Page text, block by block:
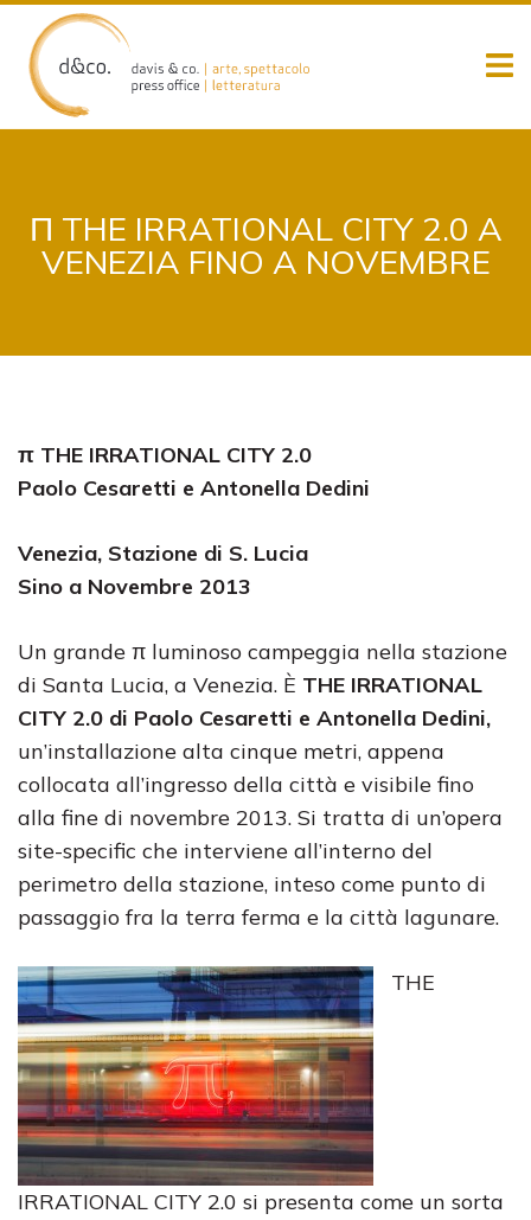
content
Π THE IRRATIONAL CITY 2.0 A
VENEZIA FINO A NOVEMBRE
π THE IRRATIONAL CITY 2.0
Paolo Cesaretti e Antonella Dedini
Venezia, Stazione di S. Lucia
Sino a Novembre 2013
Un grande π luminoso campeggia nella stazione
di Santa Lucia, a Venezia. È THE IRRATIONAL
CITY 2.0 di Paolo Cesaretti e Antonella Dedini,
un’installazione alta cinque metri, appena
collocata all’ingresso della città e visibile fino
alla fine di novembre 2013. Si tratta di un’opera
site-specific che interviene all’interno del
perimetro della stazione, inteso come punto di
passaggio fra la terra ferma e la città lagunare.
THE
IRRATIONAL CITY 2.0 si presenta come un sorta